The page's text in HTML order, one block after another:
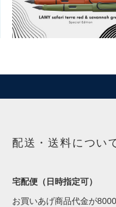
配送・送料につい
宅配便（日時指定可）
お買いあげ商品代金が